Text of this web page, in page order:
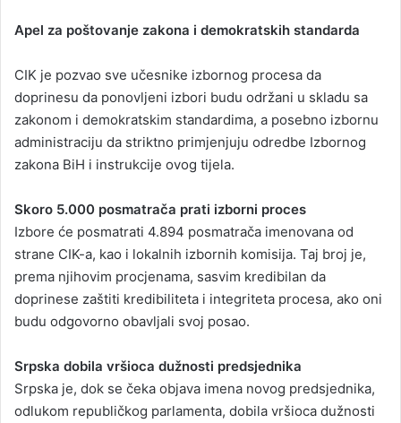
Apel za poštovanje zakona i demokratskih standarda
CIK je pozvao sve učesnike izbornog procesa da
doprinesu da ponovljeni izbori budu održani u skladu sa
zakonom i demokratskim standardima, a posebno izbornu
administraciju da striktno primjenjuju odredbe Izbornog
zakona BiH i instrukcije ovog tijela.
Skoro 5.000 posmatrača prati izborni proces
Izbore će posmatrati 4.894 posmatrača imenovana od
strane CIK-a, kao i lokalnih izbornih komisija. Taj broj je,
prema njihovim procjenama, sasvim kredibilan da
doprinese zaštiti kredibiliteta i integriteta procesa, ako oni
budu odgovorno obavljali svoj posao.
Srpska dobila vršioca dužnosti predsjednika
Srpska je, dok se čeka objava imena novog predsjednika,
odlukom republičkog parlamenta, dobila vršioca dužnosti